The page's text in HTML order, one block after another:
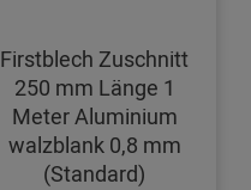
Firstblech Zuschnitt
250 mm Länge 1
Meter Aluminium
walzblank 0,8 mm
(Standard)